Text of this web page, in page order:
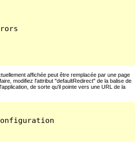
affichée peut être remplacée par une page
modifiez l'attribut "defaultRedirect" de la balise de
de sorte qu'il pointe vers une URL de la